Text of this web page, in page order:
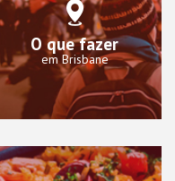
O que fazer
em Brisbane